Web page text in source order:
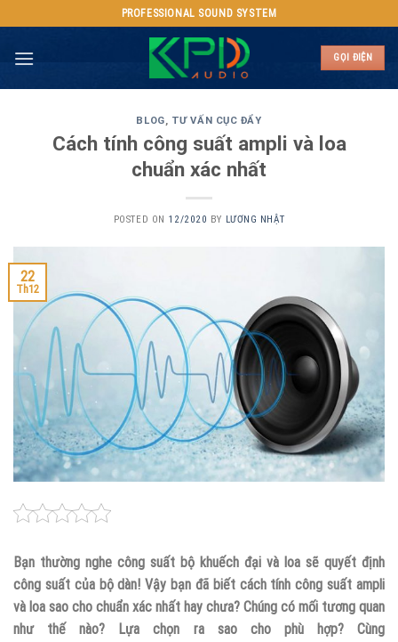
to
content
PROFESSIONAL SOUND SYSTEM
GỌI ĐIỆN
BLOG, TƯ VẤN CỤC ĐẨY
Cách tính công suất ampli và loa
chuẩn xác nhất
POSTED ON 12/2020 BY LƯƠNG NHẬT
22
Th12
Bạn thường nghe công suất bộ khuếch đại và loa sẽ quyết định
công suất của bộ dàn! Vậy bạn đã biết cách tính công suất ampli
và loa sao cho chuẩn xác nhất hay chưa? Chúng có mối tương quan
như thế nào? Lựa chọn ra sao cho phù hợp? Cùng